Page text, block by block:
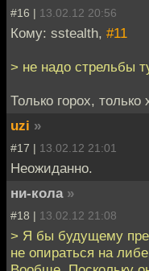
#16 | 13.02.12 20:56
Кому: sstealth, #11
> не надо стрельбы
Только горох, только
uzi »
#17 | 13.02.12 21:01
Неожиданно.
ни-кола »
#18 | 13.02.12 21:08
> Я бы будущему
не опираться на